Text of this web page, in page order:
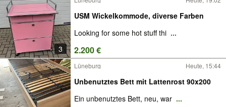
3
USM Wickelkommode, diverse Farben
Looking for some hot stuff thi ...
2.200 €
Lüneburg Heute, 15:44
Unbenutztes Bett mit Lattenrost 90x200
Ein unbenutztes Bett, neu, war ...